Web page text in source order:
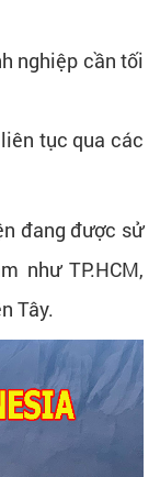
nghiệp cần tối
tục qua các
đang được sử
như TP.HCM,
Tây.